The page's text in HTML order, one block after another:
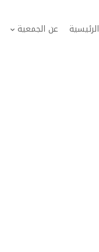
الرئيسية عن الجمعية